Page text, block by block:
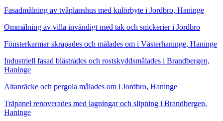
Fasadmålning av tvåplanshus med kulörbyte i Jordbro, Haninge
Ommålning av villa invändigt med tak och snickerier i Jordbro
Fönsterkarmar skrapades och målades om i Västerhaninge, Haninge
Industriell fasad blästrades och rostskyddsmålades i Brandbergen,
Haninge
Altanräcke och pergola målades om i Jordbro, Haninge
Träpanel renoverades med lagningar och slipning i Brandbergen,
Haninge